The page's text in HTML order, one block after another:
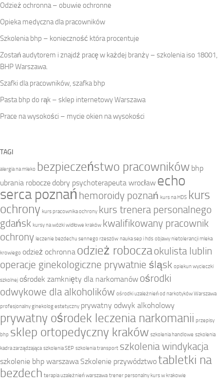
Odzież ochronna – obuwie ochronne
Opieka medyczna dla pracowników
Szkolenia bhp – konieczność która procentuje
Zostań audytorem i znajdź pracę w każdej branży – szkolenia iso 18001,
BHP Warszawa.
Szafki dla pracowników, szafka bhp
Pasta bhp do rąk – sklep internetowy Warszawa
Prace na wysokości – mycie okien na wysokości
TAGI
alergia na mleko bezpieczeństwo pracowników bhp
ubrania robocze dobry psychoterapeuta wrocław echo
serca poznań hemoroidy poznań kurs na HDS kurs
ochrony kurs pracownika ochrony kurs trenera personalnego
gdańsk kursy na wózki widłowe kraków kwalifikowany pracownik
ochrony leczenie bezdechu sennego rzeszów nauka sep i hds objawy nietolerancji mleka
krowiego odzież ochronna odzież robocza okulista lublin
operacje ginekologiczne prywatnie śląsk opiekun wycieczki
szkolnej ośrodek zamknięty dla narkomanów ośrodki
odwykowe dla alkoholików ośrodki uzależnień od narkotyków Warszawa
profesjonalny ginekolog estetyczny prywatny odwyk alkoholowy
prywatny ośrodek leczenia narkomanii przepisy
bhp sklep ortopedyczny kraków szkolenia handlowe szkolenia
kadra zarządzająca szkolenia SEP szkolenia transport szkolenia windykacja
szkolenie bhp warszawa Szkolenie przywództwotabletki na
bezdech terapia uzależnień warszawa trener personalny kurs w krakowie